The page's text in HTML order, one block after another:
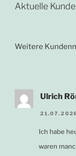
Aktuelle
Weitere
Ulrich
Ich habe
waren